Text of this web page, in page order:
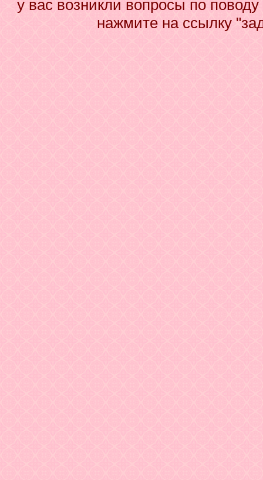
у вас возникли вопросы по
нажмите на ссылку